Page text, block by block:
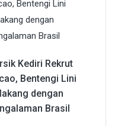
Kediri Rekrut
Bentengi Lini
dengan
Brasil